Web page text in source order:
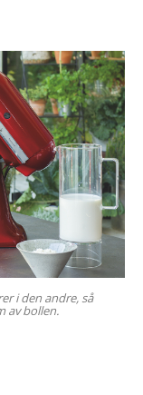
i den andre, så
av bollen.